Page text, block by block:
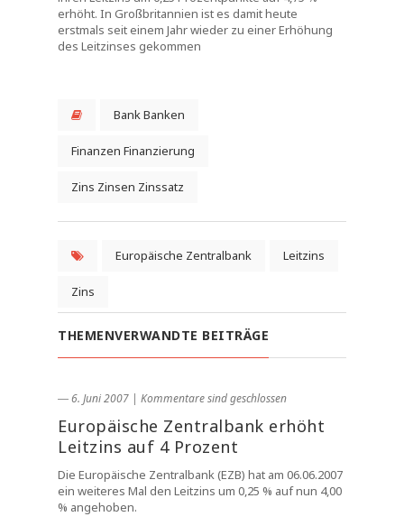
erhöht. In Großbritannien ist es damit heute
erstmals seit einem Jahr wieder zu einer Erhöhung
des Leitzinses gekommen
Bank Banken
Finanzen Finanzierung
Zins Zinsen Zinssatz
Europäische Zentralbank Leitzins
Zins
THEMENVERWANDTE BEITRÄGE
― 6. Juni 2007 | Kommentare sind geschlossen
Europäische Zentralbank erhöht
Leitzins auf 4 Prozent
Die Europäische Zentralbank (EZB) hat am 06.06.2007
ein weiteres Mal den Leitzins um 0,25 % auf nun 4,00
% angehoben.